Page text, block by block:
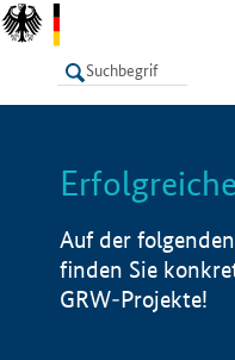
LISTE
Auf der
finden Sie
GRW-Projekte!